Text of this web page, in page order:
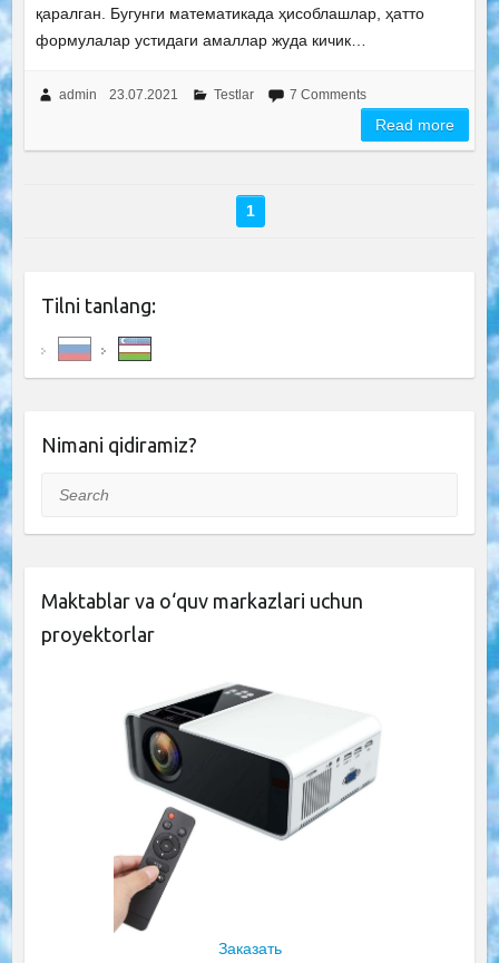
қаралган. Бугунги математикада ҳисоблашлар, ҳатто
формулалар устидаги амаллар жуда кичик…
admin 23.07.2021 Testlar 7 Comments
Read more
1
Tilni tanlang:
Nimani qidiramiz?
Search
Maktablar va o‘quv markazlari uchun
proyektorlar
Заказать